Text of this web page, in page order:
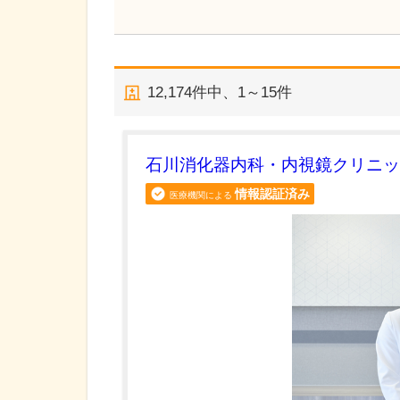
12,174件中、 1～15件
石川消化器内科・内視鏡クリニ
医療機関による 情報認証済み